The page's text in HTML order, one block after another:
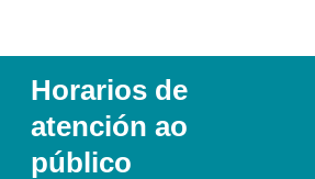
Horarios de
atención ao
público